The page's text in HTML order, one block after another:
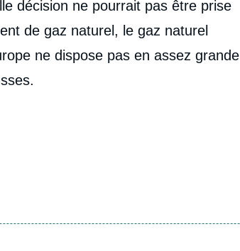
décision ne pourrait pas être prise
de gaz naturel, le gaz naturel
ne dispose pas en assez grande